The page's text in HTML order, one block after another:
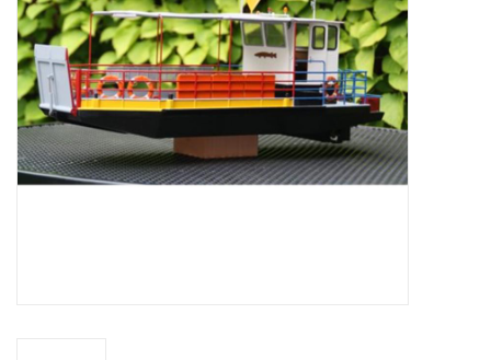
NIEUWE TIJDSCHRIFTEN
ABONNEMENT DE
MODELBOUWER